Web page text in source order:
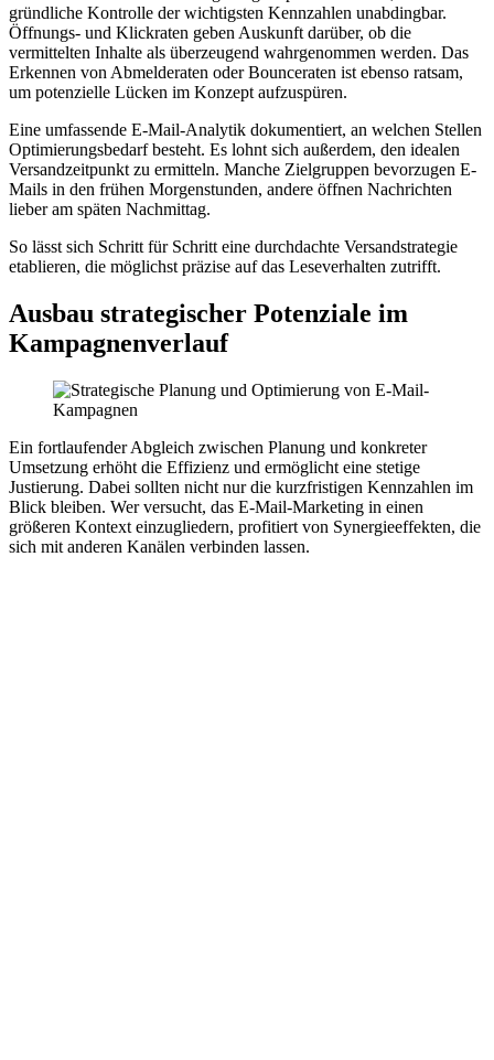
gründliche Kontrolle der wichtigsten Kennzahlen unabdingbar.
Öffnungs- und Klickraten geben Auskunft darüber, ob die
vermittelten Inhalte als überzeugend wahrgenommen werden. Das
Erkennen von Abmelderaten oder Bounceraten ist ebenso ratsam,
um potenzielle Lücken im Konzept aufzuspüren.
Eine umfassende E-Mail-Analytik dokumentiert, an welchen Stellen
Optimierungsbedarf besteht. Es lohnt sich außerdem, den idealen
Versandzeitpunkt zu ermitteln. Manche Zielgruppen bevorzugen E-
Mails in den frühen Morgenstunden, andere öffnen Nachrichten
lieber am späten Nachmittag.
So lässt sich Schritt für Schritt eine durchdachte Versandstrategie
etablieren, die möglichst präzise auf das Leseverhalten zutrifft.
Ausbau strategischer Potenziale im
Kampagnenverlauf
Ein fortlaufender Abgleich zwischen Planung und konkreter
Umsetzung erhöht die Effizienz und ermöglicht eine stetige
Justierung. Dabei sollten nicht nur die kurzfristigen Kennzahlen im
Blick bleiben. Wer versucht, das E-Mail-Marketing in einen
größeren Kontext einzugliedern, profitiert von Synergieeffekten, die
sich mit anderen Kanälen verbinden lassen.